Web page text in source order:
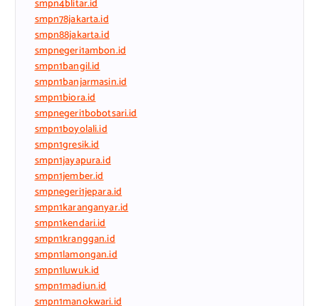
smpn4blitar.id
smpn78jakarta.id
smpn88jakarta.id
smpnegeri1ambon.id
smpn1bangil.id
smpn1banjarmasin.id
smpn1biora.id
smpnegeri1bobotsari.id
smpn1boyolali.id
smpn1gresik.id
smpn1jayapura.id
smpn1jember.id
smpnegeri1jepara.id
smpn1karanganyar.id
smpn1kendari.id
smpn1kranggan.id
smpn1lamongan.id
smpn1luwuk.id
smpn1madiun.id
smpn1manokwari.id